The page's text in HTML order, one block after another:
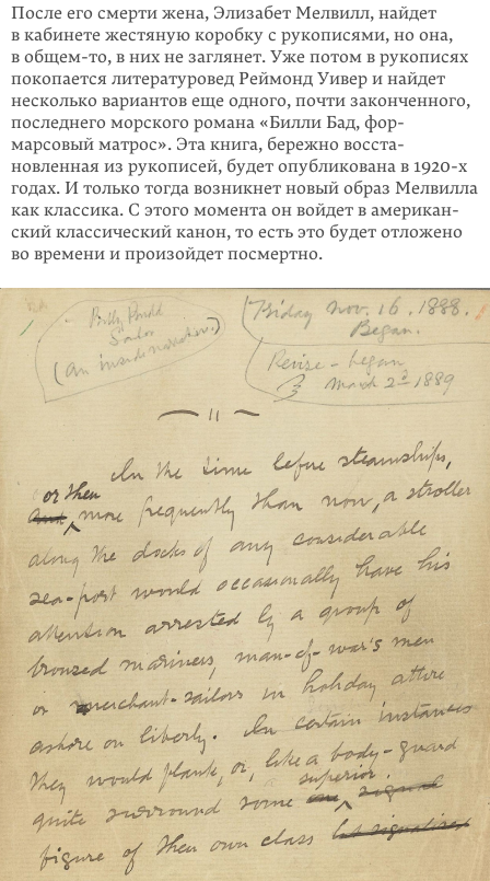
После его смерти жена, Элизабет Мелвилл, найдет
в кабинете жестяную коробку с рукописями, но она,
в общем-то, в них не заглянет. Уже потом в рукописях
покопается литературовед Реймонд Уивер и найдет
несколько вариантов еще одного, почти законченного,
последнего морского романа «Билли Бад, фор-
марсовый матрос». Эта книга, бережно восста­
новленная из рукописей, будет опубликована в 1920-х
годах. И только тогда возникнет новый образ Мелвилла
как классика. С этого момента он войдет в американ­
ский классиче­ский канон, то есть это будет отложено
во времени и произойдет посмертно.